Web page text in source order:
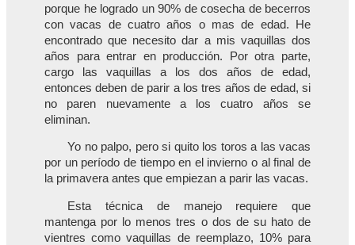
porque he logrado un 90% de cosecha de becerros
con vacas de cuatro años o mas de edad. He
encontrado que necesito dar a mis vaquillas dos
años para entrar en producción. Por otra parte,
cargo las vaquillas a los dos años de edad,
entonces deben de parir a los tres años de edad, si
no paren nuevamente a los cuatro años se
eliminan.
Yo no palpo, pero si quito los toros a las vacas
por un período de tiempo en el invierno o al final de
la primavera antes que empiezan a parir las vacas.
Esta técnica de manejo requiere que
mantenga por lo menos tres o dos de su hato de
vientres como vaquillas de reemplazo, 10% para